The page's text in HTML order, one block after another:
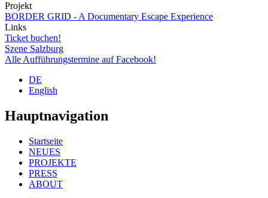
Projekt
BORDER GRID - A Documentary Escape Experience
Links
Ticket buchen!
Szene Salzburg
Alle Aufführungstermine auf Facebook!
DE
English
Hauptnavigation
Startseite
NEUES
PROJEKTE
PRESS
ABOUT